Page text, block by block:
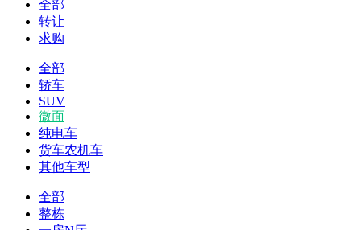
全部
转让
求购
全部
轿车
SUV
微面
纯电车
货车农机车
其他车型
全部
整栋